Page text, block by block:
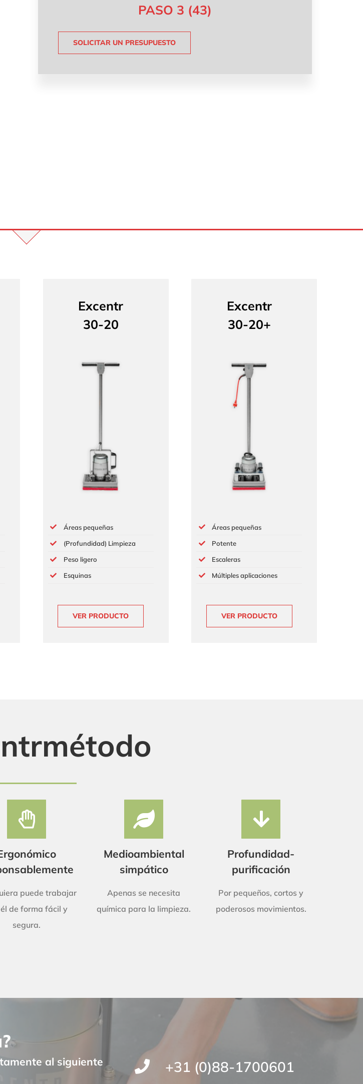
PASO 3 (43)
SOLICITAR UN PRESUPUESTO
Excentr
30-20
Áreas pequeñas
(Profundidad) Limpieza
Peso ligero
Esquinas
VER PRODUCTO
Excentr
30-20+
Áreas pequeñas
Potente
Escaleras
Múltiples aplicaciones
VER PRODUCTO
puede trabajar
de forma fácil y
segura.
Medioambiental
simpático
Apenas se necesita
química para la limpieza.
Profundidad-
purificación
Por pequeños, cortos y
poderosos movimientos.
al siguiente
+31 (0)88-1700601